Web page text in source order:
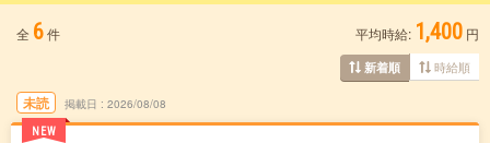
全 6件 平均時給: 1,400 円
新着順 時給順
未読
NEW
掲載日 2026/08/08